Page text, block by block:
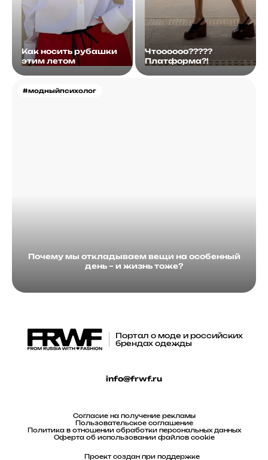
Как носить рубашки
этим летом
Чтоооооо?????
Платформа?!
#модныйпсихолог
Почему мы откладываем вещи на особенный
день – и жизнь тоже?
Портал о моде и российских
брендах одежды
info@frwf.ru
Согласие на получение рекламы
Пользовательское соглашение
Политика в отношении обработки персональных данных
Оферта об использовании файлов cookie
Проект создан при поддержке